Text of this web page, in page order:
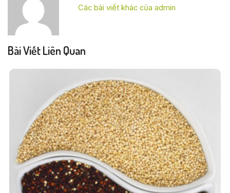
Các bài viết khác của admin
Bài Viết Liên Quan